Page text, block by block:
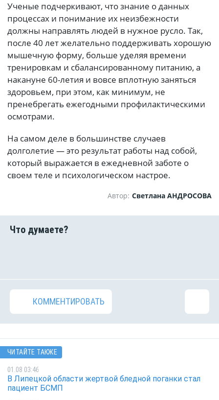
Ученые подчеркивают, что знание о данных
процессах и понимание их неизбежности
должны направлять людей в нужное русло. Так,
после 40 лет желательно поддерживать хорошую
мышечную форму, больше уделяя времени
тренировкам и сбалансированному питанию, а
накануне 60-летия и вовсе вплотную заняться
здоровьем, при этом, как минимум, не
пренебрегать ежегодными профилактическими
осмотрами.
На самом деле в большинстве случаев
долголетие — это результат работы над собой,
который выражается в ежедневной заботе о
своем теле и психологическом настрое.
Автор: Светлана АНДРОСОВА
КОММЕНТИРОВАТЬ
ЧИТАЙТЕ ТАКЖЕ
01.08 03:46
В Липецкой области жертвой бледной поганки стал
пациент БСМП